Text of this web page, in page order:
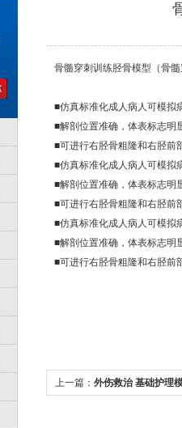
骨髓穿刺训练胫骨模型（骨
■仿真标准化成人病人可模拟
■解剖位置准确，体表标志明
■可进行右胫骨粗隆和右胫前
■仿真标准化成人病人可模拟
■解剖位置准确，体表标志明
■可进行右胫骨粗隆和右胫前
■仿真标准化成人病人可模拟
■解剖位置准确，体表标志明
■可进行右胫骨粗隆和右胫前
上一篇： 外伤救治 基础护理